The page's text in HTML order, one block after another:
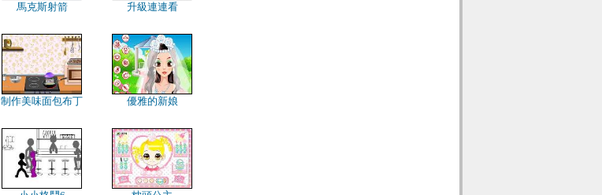
馬克斯射箭 升級連連看
制作美味面包布丁 優雅的新娘